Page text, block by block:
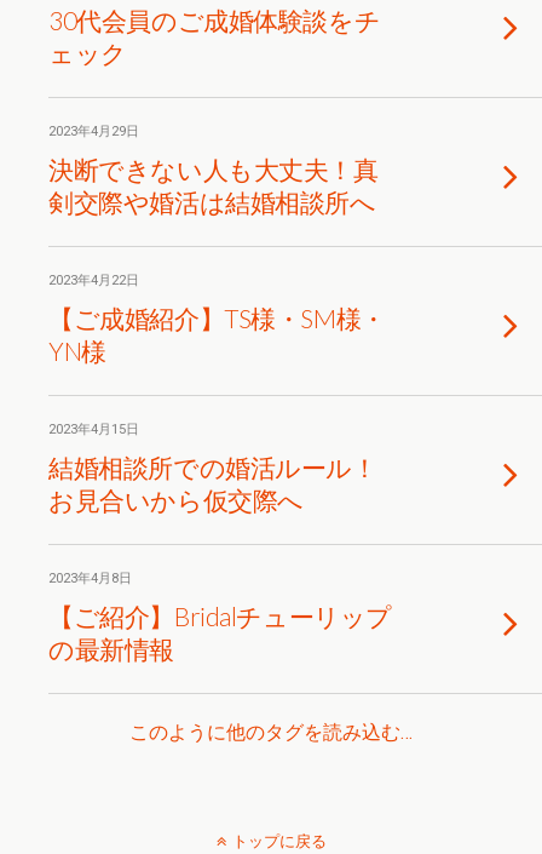
30代会員のご成婚体験談をチ
ェック
2023年4月29日
決断できない人も大丈夫！真
剣交際や婚活は結婚相談所へ
2023年4月22日
【ご成婚紹介】TS様・SM様・
YN様
2023年4月15日
結婚相談所での婚活ルール！
お見合いから仮交際へ
2023年4月8日
【ご紹介】Bridalチューリップ
の最新情報
このように他のタグを読み込む…
トップに戻る